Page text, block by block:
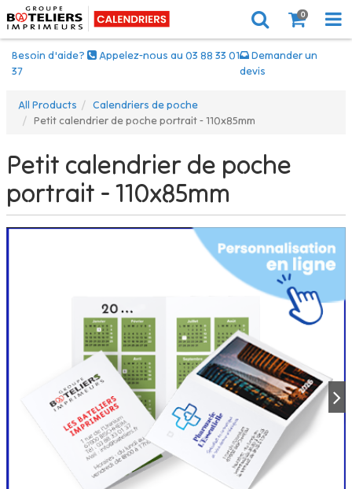
Besoin d'aide?
Appelez-nous au 03 88 33 01
37
Demander un
devis
0
All Products
Calendriers de poche
Petit calendrier de poche portrait - 110x85mm
Petit calendrier de poche
portrait - 110x85mm